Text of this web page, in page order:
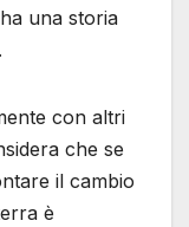
una storia
con altri
che se
il cambio
è